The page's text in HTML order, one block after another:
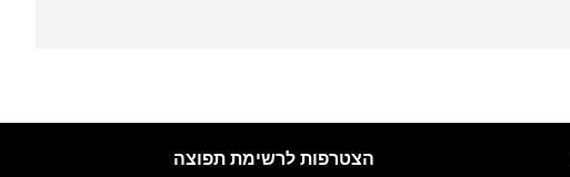
הצטרפות לרשימת תפוצה